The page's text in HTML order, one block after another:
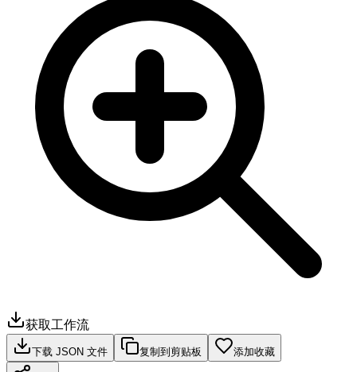
获取工作流
下载 JSON 文件 复制到剪贴板 添加收藏